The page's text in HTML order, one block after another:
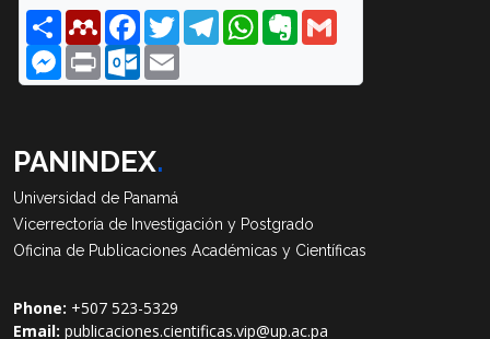
ShareMendeleyFacebook
TwitterTelegramWhatsApp
Evernote
Messenger
PrintOutlook.com
PANINDEX.
Universidad de Panamá
Vicerrectoría de Investigación y Postgrado
Oficina de Publicaciones Académicas y Científicas
Phone: +507 523-5329
Email: publicaciones.cientificas.vip@up.ac.pa